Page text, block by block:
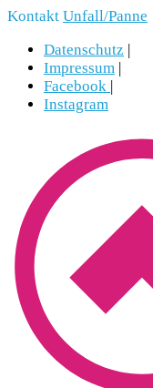
Kontakt Unfall/Panne
Datenschutz |
Impressum |
Facebook |
Instagram